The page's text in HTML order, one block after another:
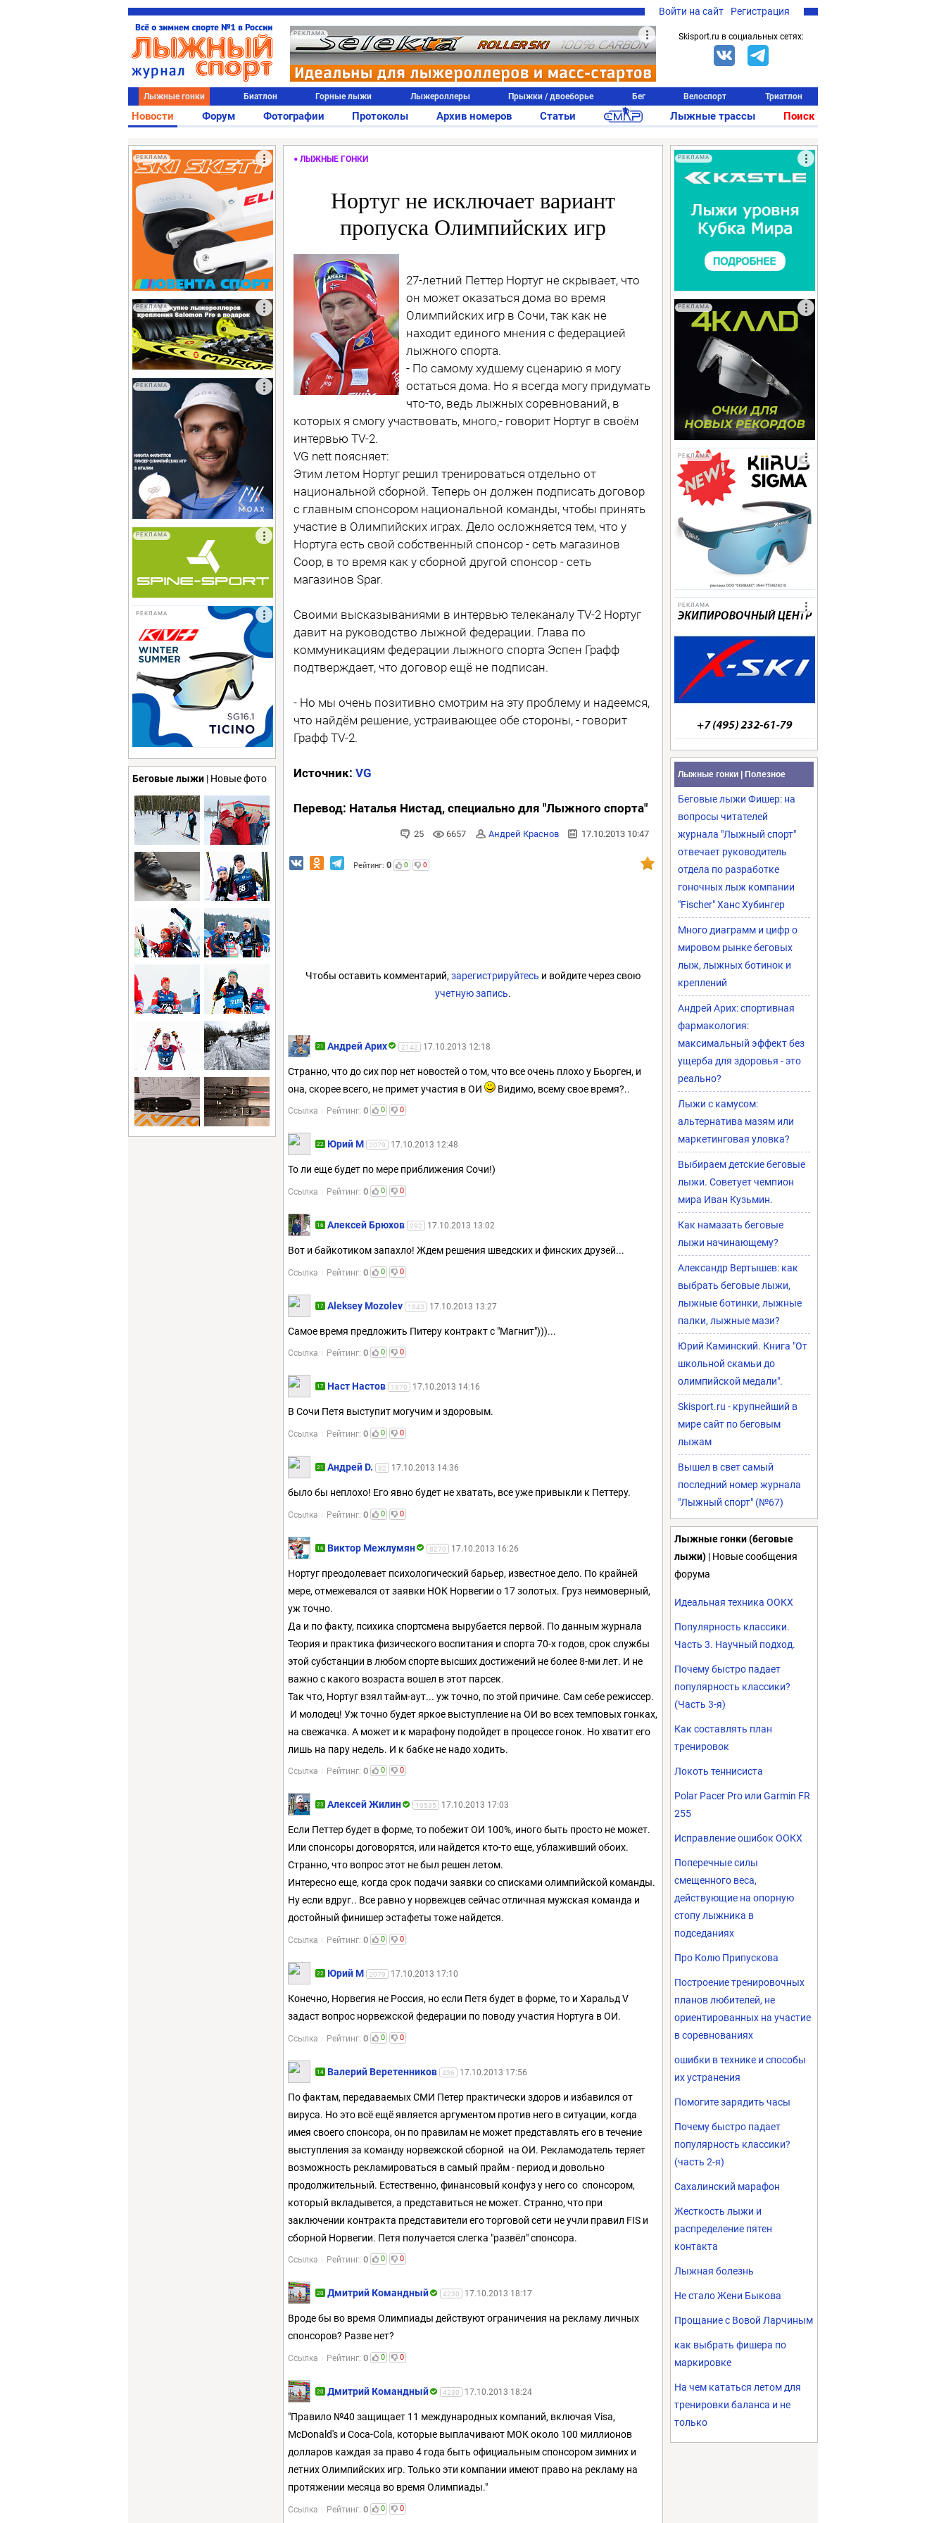
Войти на сайт Регистрация
РЕКЛАМА Skisport.ru в социальных сетях:
Лыжные гонки Биатлон Горные лыжи Лыжероллеры Прыжки / двоеборье Бег Велоспорт Триатлон
Новости Форум Фотографии Протоколы Архив номеров Статьи Лыжные трассы Поиск
РЕКЛАМА
РЕКЛАМА
РЕКЛАМА
РЕКЛАМА
РЕКЛАМА
Беговые лыжи | Новые фото
ЛЫЖНЫЕ ГОНКИ
Нортуг не исключает вариант
пропуска Олимпийских игр
27-летний Петтер Нортуг не скрывает, что
он может оказаться дома во время
Олимпийских игр в Сочи, так как не
находит единого мнения с федерацией
лыжного спорта.
- По самому худшему сценарию я могу
остаться дома. Но я всегда могу придумать
что-то, ведь лыжных соревнований, в
которых я смогу участвовать, много,- говорит Нортуг в своём
интервью ТV-2.
VG nett поясняет:
Этим летом Нортуг решил тренироваться отдельно от
национальной сборной. Теперь он должен подписать договор
с главным спонсором национальной команды, чтобы принять
участие в Олимпийских играх. Дело осложняется тем, что у
Нортуга есть свой собственный спонсор - сеть магазинов
Coop, в то время как у сборной другой спонсор - сеть
магазинов Spar.
Своими высказываниями в интервью телеканалу TV-2 Нортуг
давит на руководство лыжной федерации. Глава по
коммуникациям федерации лыжного спорта Эспен Графф
подтверждает, что договор ещё не подписан.
- Но мы очень позитивно смотрим на эту проблему и надеемся,
что найдём решение, устраивающее обе стороны, - говорит
Графф TV-2.
Источник: VG
Перевод: Наталья Нистад, специально для "Лыжного спорта"
25 6657 Андрей Краснов 17.10.2013 10:47
Рейтинг: 0 0 0
Чтобы оставить комментарий, зарегистрируйтесь и войдите через свою
учетную запись.
21 Андрей Арих 2142 17.10.2013 12:18
Странно, что до сих пор нет новостей о том, что все очень плохо у Бьорген, и
она, скорее всего, не примет участия в ОИ
Видимо, всему свое время?..
Ссылка Рейтинг: 0 0 0
22 Юрий М 2079 17.10.2013 12:48
То ли еще будет по мере приближения Сочи!)
Ссылка Рейтинг: 0 0 0
16 Aлексей Брюхов 292 17.10.2013 13:02
Вот и байкотиком запахло! Ждем решения шведских и финских друзей...
Ссылка Рейтинг: 0 0 0
17 Aleksey Mozolev 1843 17.10.2013 13:27
Самое время предложить Питеру контракт с "Магнит")))...
Ссылка Рейтинг: 0 0 0
17 Наст Настов 1870 17.10.2013 14:16
В Сочи Петя выступит могучим и здоровым.
Ссылка Рейтинг: 0 0 0
21 Андрей D. 82 17.10.2013 14:36
было бы неплохо! Его явно будет не хватать, все уже привыкли к Петтеру.
Ссылка Рейтинг: 0 0 0
16 Виктор Межлумян 8270 17.10.2013 16:26
Нортуг преодолевает психологический барьер, известное дело. По крайней
мере, отмежевался от заявки НОК Норвегии о 17 золотых. Груз неимоверный,
уж точно.
Да и по факту, психика спортсмена вырубается первой. По данным журнала
Теория и практика физического воспитания и спорта 70-х годов, срок службы
этой субстанции в любом спорте высших достижений не более 8-ми лет. И не
важно с какого возраста вошел в этот парсек.
Так что, Нортуг взял тайм-аут... уж точно, по этой причине. Сам себе режиссер.
И молодец! Уж точно будет яркое выступление на ОИ во всех темповых гонках,
на свежачка. А может и к марафону подойдет в процессе гонок. Но хватит его
лишь на пару недель. И к бабке не надо ходить.
Ссылка Рейтинг: 0 0 0
23 Алексей Жилин 10535 17.10.2013 17:03
Если Петтер будет в форме, то побежит ОИ 100%, иного быть просто не может.
Или спонсоры договорятся, или найдется кто-то еще, ублаживший обоих.
Странно, что вопрос этот не был решен летом.
Интересно еще, когда срок подачи заявки со списками олимпийской команды.
Ну если вдруг.. Все равно у норвежцев сейчас отличная мужская команда и
достойный финишер эстафеты тоже найдется.
Ссылка Рейтинг: 0 0 0
22 Юрий М 2079 17.10.2013 17:10
Конечно, Норвегия не Россия, но если Петя будет в форме, то и Харальд V
задаст вопрос норвежской федерации по поводу участия Нортуга в ОИ.
Ссылка Рейтинг: 0 0 0
14 Валерий Веретенников 436 17.10.2013 17:56
По фактам, передаваемых СМИ Петер практически здоров и избавился от
вируса. Но это всё ещё является аргументом против него в ситуации, когда
имея своего спонсора, он по правилам не может представлять его в течение
выступления за команду норвежской сборной на ОИ. Рекламодатель теряет
возможность рекламироваться в самый прайм - период и довольно
продолжительный. Естественно, финансовый конфуз у него со спонсором,
который вкладывется, а представиться не может. Странно, что при
заключении контракта представители его торговой сети не учли правил FIS и
сборной Норвегии. Петя получается слегка "развёл" спонсора.
Ссылка Рейтинг: 0 0 0
20 Дмитрий Командный 4230 17.10.2013 18:17
Вроде бы во время Олимпиады действуют ограничения на рекламу личных
спонсоров? Разве нет?
Ссылка Рейтинг: 0 0 0
20 Дмитрий Командный 4230 17.10.2013 18:24
"Правило №40 защищает 11 международных компаний, включая Visa,
McDonald's и Coca-Cola, которые выплачивают МОК около 100 миллионов
долларов каждая за право 4 года быть официальным спонсором зимних и
летних Олимпийских игр. Только эти компании имеют право на рекламу на
протяжении месяца во время Олимпиады."
Ссылка Рейтинг: 0 0 0
РЕКЛАМА
РЕКЛАМА
РЕКЛАМА
РЕКЛАМА
Лыжные гонки | Полезное
Беговые лыжи Фишер: на
вопросы читателей
журнала "Лыжный спорт"
отвечает руководитель
отдела по разработке
гоночных лыж компании
"Fischer" Ханс Хубингер
Много диаграмм и цифр о
мировом рынке беговых
лыж, лыжных ботинок и
креплений
Андрей Арих: спортивная
фармакология:
максимальный эффект без
ущерба для здоровья - это
реально?
Лыжи с камусом:
альтернатива мазям или
маркетинговая уловка?
Выбираем детские беговые
лыжи. Советует чемпион
мира Иван Кузьмин.
Как намазать беговые
лыжи начинающему?
Александр Вертышев: как
выбрать беговые лыжи,
лыжные ботинки, лыжные
палки, лыжные мази?
Юрий Каминский. Книга "От
школьной скамьи до
олимпийской медали".
Skisport.ru - крупнейший в
мире сайт по беговым
лыжам
Вышел в свет самый
последний номер журнала
"Лыжный спорт" (№67)
Лыжные гонки (беговые
лыжи) | Новые сообщения
форума
Идеальная техника ООКХ
Популярность классики.
Часть 3. Научный подход.
Почему быстро падает
популярность классики?
(Часть 3-я)
Как составлять план
тренировок
Локоть теннисиста
Polar Pacer Pro или Garmin FR
255
Исправление ошибок ООКХ
Поперечные силы
смещенного веса,
действующие на опорную
стопу лыжника в
подседаниях
Про Колю Припускова
Построение тренировочных
планов любителей, не
ориентированных на участие
в соревнованиях
ошибки в технике и способы
их устранения
Помогите зарядить часы
Почему быстро падает
популярность классики?
(часть 2-я)
Сахалинский марафон
Жесткость лыжи и
распределение пятен
контакта
Лыжная болезнь
Не стало Жени Быкова
Прощание с Вовой Ларчиным
как выбрать фишера по
маркировке
На чем кататься летом для
тренировки баланса и не
только